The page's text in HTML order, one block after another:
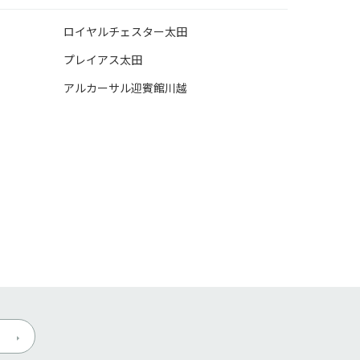
ロイヤルチェスター太田
プレイアス太田
アルカーサル迎賓館川越